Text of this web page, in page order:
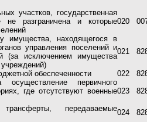
участков, государственная
не разграничена и которые020
имущества, находящегося в
управления поселений и
(за исключением имущества
021
обеспеченности 022
первичного
где отсутствуют военные023
передаваемые024